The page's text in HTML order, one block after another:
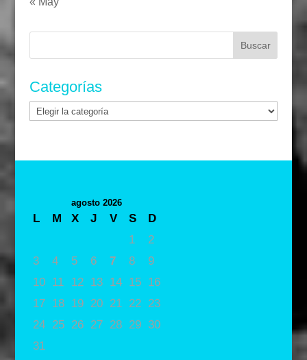
Buscar:
Categorías
Categorías
agosto 2026
L M X J V S
D
1
2
3
4 5 6 7 8
9
10
11 12 13 14 15
16
17
18 19 20 21 22
23
24
25 26 27 28 29 30
31